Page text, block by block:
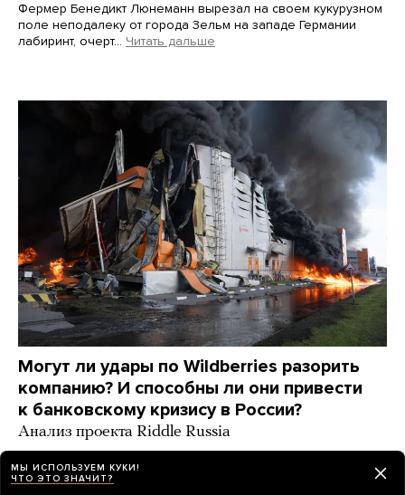
Фермер Бенедикт Люнеманн вырезал на своем кукурузном
поле неподалеку от города Зельм на западе Германии
лабиринт, очерт… Читать дальше
Могут ли удары по Wildberries разорить
компанию? И способны ли они привести
к банковскому кризису в России?
Анализ проекта Riddle Russia
ИСТОРИИ день назад
МЫ ИСПОЛЬЗУЕМ КУКИ!
ЧТО ЭТО ЗНАЧИТ?